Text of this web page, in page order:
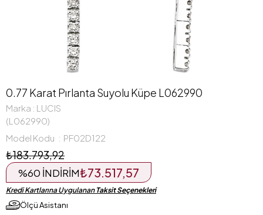
0.77 Karat Pırlanta Suyolu Küpe L062990
Marka : LUCIS
(L062990)
Model Kodu
PF02D122
₺183.793,92
₺73.517,57
%60 İNDIRIM
Kredi Kartlarına Uygulanan Taksit Seçenekleri
Ölçü Asistanı